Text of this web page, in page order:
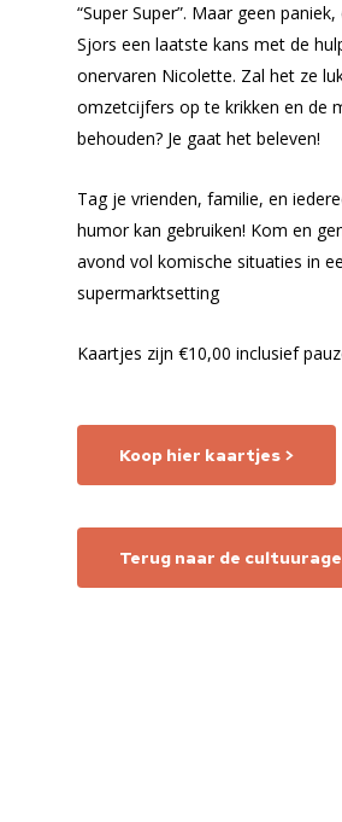
“Super Super”. Maar geen
Sjors een laatste kans met de
onervaren Nicolette. Zal het ze
omzetcijfers op te krikken en de
behouden? Je gaat het beleven!
Tag je vrienden, familie, en
humor kan gebruiken! Kom en
avond vol komische situaties in
supermarktsetting
Kaartjes zijn €10,00 inclusief
Koop hier kaartjes >
Terug naar de